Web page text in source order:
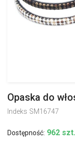
Opaska do
Indeks SM16747
Dostępność: 962 szt.